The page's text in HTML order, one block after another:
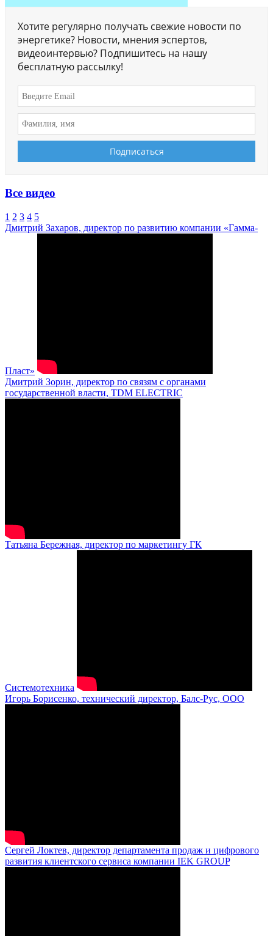
Хотите регулярно получать свежие новости по
энергетике? Новости, мнения эспертов,
видеоинтервью? Подпишитесь на нашу
бесплатную рассылку!
Все видео
1 2 3 4 5
Дмитрий Захаров, директор по развитию компании «Гамма-
Пласт»
Дмитрий Зорин, директор по связям с органами
государственной власти, TDM ELECTRIC
Татьяна Бережная, директор по маркетингу ГК
Системотехника
Игорь Борисенко, технический директор, Балс-Рус, ООО
Сергей Локтев, директор департамента продаж и цифрового
развития клиентского сервиса компании IEK GROUP